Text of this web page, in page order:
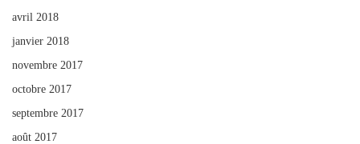
avril 2018
janvier 2018
novembre 2017
octobre 2017
septembre 2017
août 2017